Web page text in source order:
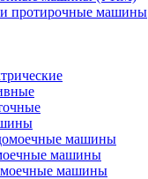
протирочные машины
машины
машины
машины